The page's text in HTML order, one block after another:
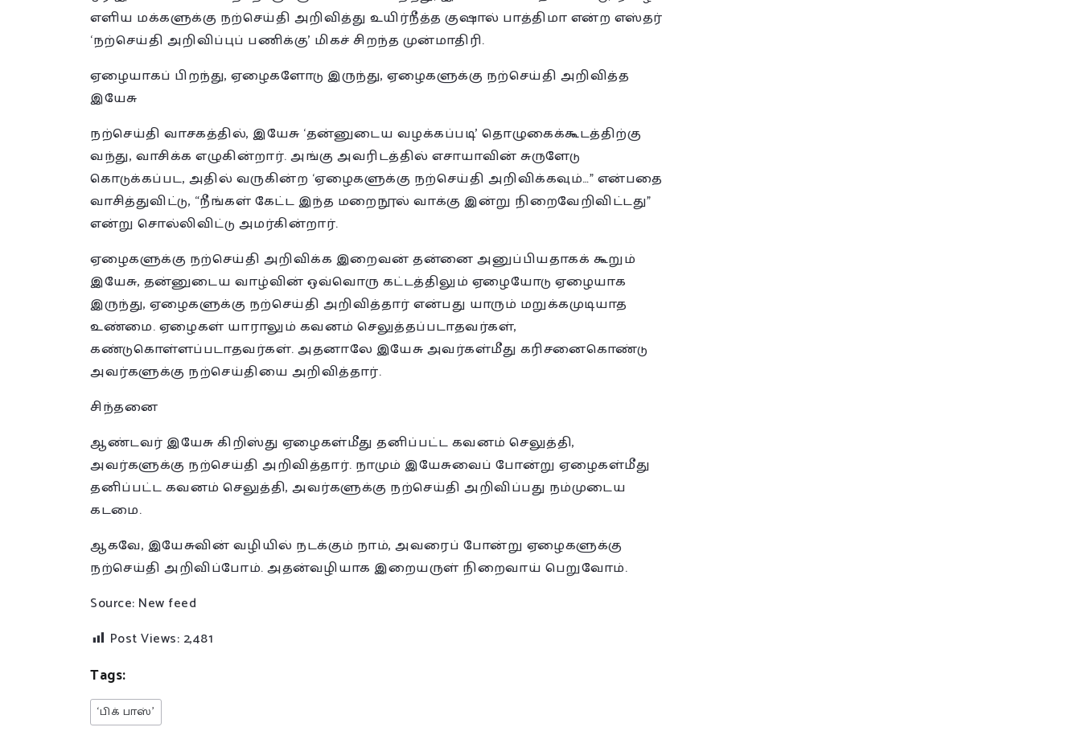
எளிய மக்களுக்கு நற்செய்தி அறிவித்து உயிர்நீத்த குஷால் பாத்திமா என்ற எஸ்தர்
‘நற்செய்தி அறிவிப்புப் பணிக்கு’ மிகச் சிறந்த முன்மாதிரி.
ஏழையாகப் பிறந்து, ஏழைகளோடு இருந்து, ஏழைகளுக்கு நற்செய்தி அறிவித்த
இயேசு
நற்செய்தி வாசகத்தில், இயேசு ‘தன்னுடைய வழக்கப்படி’ தொழுகைக்கூடத்திற்கு
வந்து, வாசிக்க எழுகின்றார். அங்கு அவரிடத்தில் எசாயாவின் சுருளேடு
கொடுக்கப்பட, அதில் வருகின்ற ‘ஏழைகளுக்கு நற்செய்தி அறிவிக்கவும்…” என்பதை
வாசித்துவிட்டு, “நீங்கள் கேட்ட இந்த மறைநூல் வாக்கு இன்று நிறைவேறிவிட்டது”
என்று சொல்லிவிட்டு அமர்கின்றார்.
ஏழைகளுக்கு நற்செய்தி அறிவிக்க இறைவன் தன்னை அனுப்பியதாகக் கூறும்
இயேசு, தன்னுடைய வாழ்வின் ஒவ்வொரு கட்டத்திலும் ஏழையோடு ஏழையாக
இருந்து, ஏழைகளுக்கு நற்செய்தி அறிவித்தார் என்பது யாரும் மறுக்கமுடியாத
உண்மை. ஏழைகள் யாராலும் கவனம் செலுத்தப்படாதவர்கள்,
கண்டுகொள்ளப்படாதவர்கள். அதனாலே இயேசு அவர்கள்மீது கரிசனைகொண்டு
அவர்களுக்கு நற்செய்தியை அறிவித்தார்.
சிந்தனை
ஆண்டவர் இயேசு கிறிஸ்து ஏழைகள்மீது தனிப்பட்ட கவனம் செலுத்தி,
அவர்களுக்கு நற்செய்தி அறிவித்தார். நாமும் இயேசுவைப் போன்று ஏழைகள்மீது
தனிப்பட்ட கவனம் செலுத்தி, அவர்களுக்கு நற்செய்தி அறிவிப்பது நம்முடைய
கடமை.
ஆகவே, இயேசுவின் வழியில் நடக்கும் நாம், அவரைப் போன்று ஏழைகளுக்கு
நற்செய்தி அறிவிப்போம். அதன்வழியாக இறையருள் நிறைவாய் பெறுவோம்.
Source: New feed
Post Views: 2,481
Tags:
‘பிக் பாஸ்’